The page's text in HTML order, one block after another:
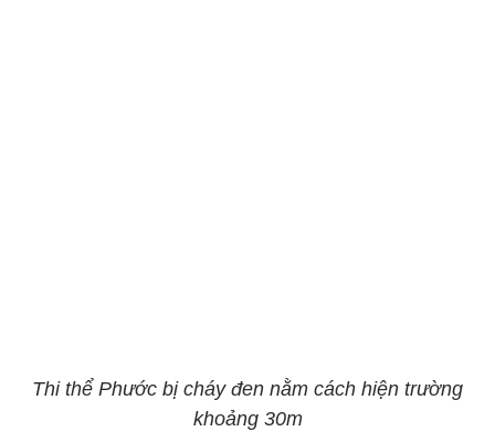
Thi thể Phước bị cháy đen nằm cách hiện trường
khoảng 30m